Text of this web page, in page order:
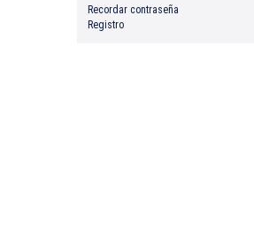
Recordar contraseña
Registro